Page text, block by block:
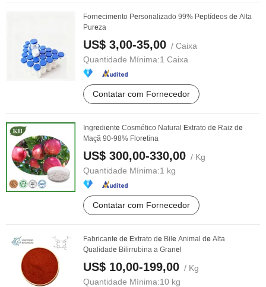
Fornecimento Personalizado 99% Peptídeos de Alta
Pureza
US$ 3,00-35,00 / Caixa
Quantidade Mínima:1 Caixa
Contatar com Fornecedor
Ingrediente Cosmético Natural Extrato de Raiz de
Maçã 90-98% Floretina
US$ 300,00-330,00 / Kg
Quantidade Mínima:1 kg
Contatar com Fornecedor
Fabricante de Extrato de Bil e Animal de Alta
Qualidade Bilirrubina a Grane
US$ 10,00-199,00 / Kg
Quantidade Mínima:10 kg